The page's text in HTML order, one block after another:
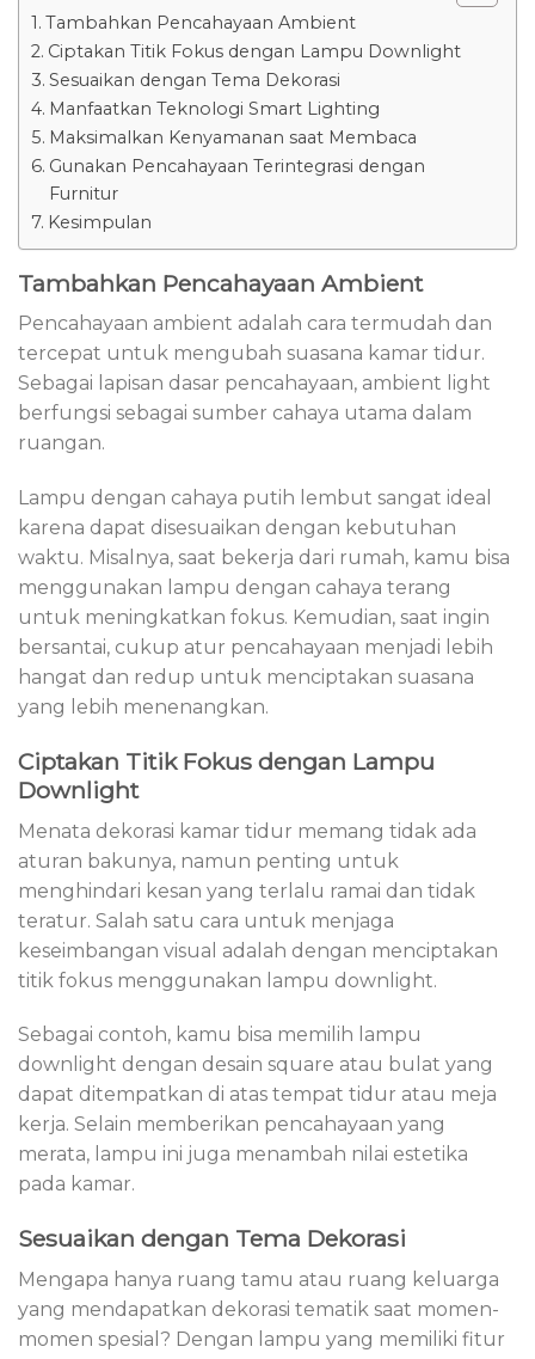
Tambahkan Pencahayaan Ambient
Ciptakan Titik Fokus dengan Lampu Downlight
Sesuaikan dengan Tema Dekorasi
Manfaatkan Teknologi Smart Lighting
Maksimalkan Kenyamanan saat Membaca
Gunakan Pencahayaan Terintegrasi dengan
Furnitur
Kesimpulan
Tambahkan Pencahayaan Ambient
Pencahayaan ambient adalah cara termudah dan
tercepat untuk mengubah suasana kamar tidur.
Sebagai lapisan dasar pencahayaan, ambient light
berfungsi sebagai sumber cahaya utama dalam
ruangan.
Lampu dengan cahaya putih lembut sangat ideal
karena dapat disesuaikan dengan kebutuhan
waktu. Misalnya, saat bekerja dari rumah, kamu bisa
menggunakan lampu dengan cahaya terang
untuk meningkatkan fokus. Kemudian, saat ingin
bersantai, cukup atur pencahayaan menjadi lebih
hangat dan redup untuk menciptakan suasana
yang lebih menenangkan.
Ciptakan Titik Fokus dengan Lampu
Downlight
Menata dekorasi kamar tidur memang tidak ada
aturan bakunya, namun penting untuk
menghindari kesan yang terlalu ramai dan tidak
teratur. Salah satu cara untuk menjaga
keseimbangan visual adalah dengan menciptakan
titik fokus menggunakan lampu downlight.
Sebagai contoh, kamu bisa memilih lampu
downlight dengan desain square atau bulat yang
dapat ditempatkan di atas tempat tidur atau meja
kerja. Selain memberikan pencahayaan yang
merata, lampu ini juga menambah nilai estetika
pada kamar.
Sesuaikan dengan Tema Dekorasi
Mengapa hanya ruang tamu atau ruang keluarga
yang mendapatkan dekorasi tematik saat momen-
momen spesial? Dengan lampu yang memiliki fitur